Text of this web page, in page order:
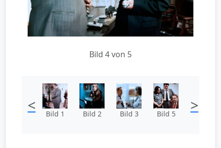
Bild 4 von 5
< Bild 1 Bild 2 Bild 3 Bild 5 >